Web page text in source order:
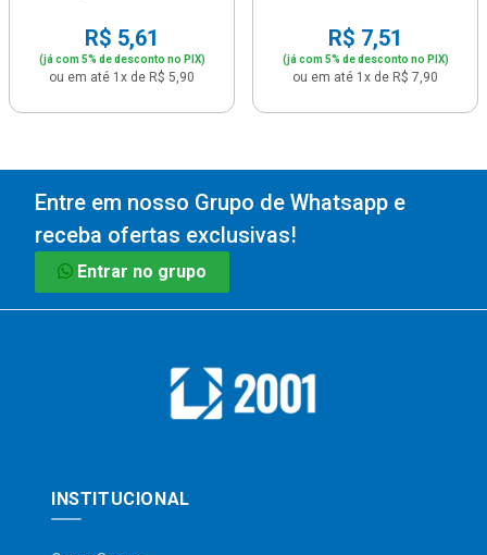
R$ 5,61
(já com 5% de desconto no PIX)
ou em até 1x de R$ 5,90
R$ 7,51
(já com 5% de desconto no PIX)
ou em até 1x de R$ 7,90
Entre em nosso Grupo de Whatsapp e
receba ofertas exclusivas!
Entrar no grupo
INSTITUCIONAL